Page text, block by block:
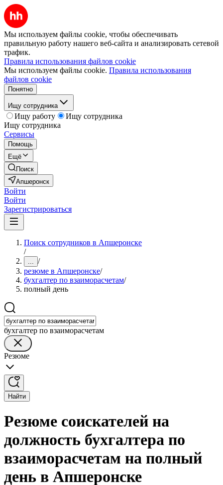
Мы используем файлы cookie, чтобы обеспечивать
правильную работу нашего веб-сайта и анализировать сетевой
трафик.
Правила использования файлов cookie
Мы используем файлы cookie. Правила использования
файлов cookie
Понятно
Ищу сотрудника
Ищу работу
Ищу сотрудника
Ищу сотрудника
Сервисы
Помощь
Ещё
Поиск
Апшеронск
Войти
Войти
Зарегистрироваться
Поиск сотрудников в Апшеронске
/
... /
резюме в Апшеронске/
бухгалтер по взаиморасчетам/
полный день
бухгалтер по взаиморасчетам
Резюме
Найти
Резюме соискателей на
должность бухгалтера по
взаиморасчетам на полный
день в Апшеронске